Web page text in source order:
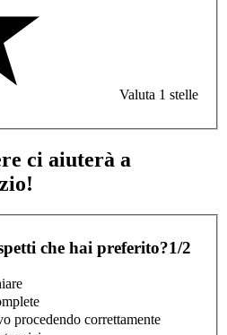
Valuta 1 stelle
ci aiuterà a
che hai preferito?1/2
procedendo correttamente